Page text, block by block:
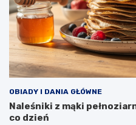
OBIADY I DANIA GŁÓWNE
Naleśniki z mąki
co dzień